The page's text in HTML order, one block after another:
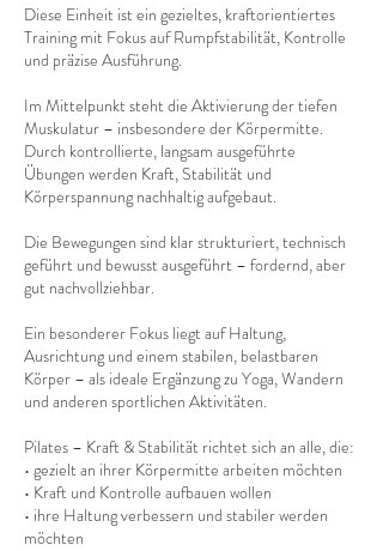
Diese Einheit ist ein gezieltes, kraftorientiertes
Training mit Fokus auf Rumpfstabilität, Kontrolle
und präzise Ausführung.
Im Mittelpunkt steht die Aktivierung der tiefen
Muskulatur – insbesondere der Körpermitte.
Durch kontrollierte, langsam ausgeführte
Übungen werden Kraft, Stabilität und
Körperspannung nachhaltig aufgebaut.
Die Bewegungen sind klar strukturiert, technisch
geführt und bewusst ausgeführt – fordernd, aber
gut nachvollziehbar.
Ein besonderer Fokus liegt auf Haltung,
Ausrichtung und einem stabilen, belastbaren
Körper – als ideale Ergänzung zu Yoga, Wandern
und anderen sportlichen Aktivitäten.
Pilates – Kraft & Stabilität richtet sich an alle, die:
• gezielt an ihrer Körpermitte arbeiten möchten
• Kraft und Kontrolle aufbauen wollen
• ihre Haltung verbessern und stabiler werden
möchten